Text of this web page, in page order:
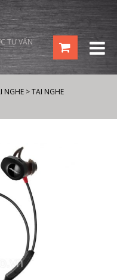
TƯ VẤN
NGHE >TAI NGHE